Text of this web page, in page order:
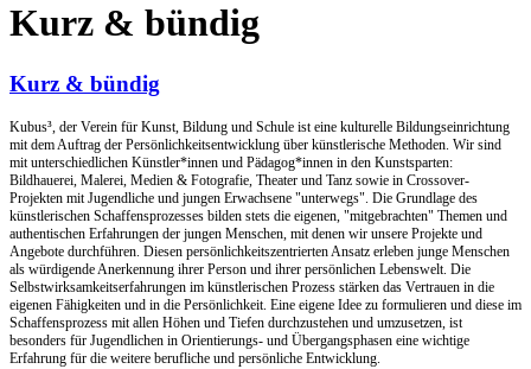
Kurz & bündig
Kurz & bündig
Kubus³, der Verein für Kunst, Bildung und Schule ist eine kulturelle Bildungseinrichtung
mit dem Auftrag der Persönlichkeitsentwicklung über künstlerische Methoden. Wir sind
mit unterschiedlichen Künstler*innen und Pädagog*innen in den Kunstsparten:
Bildhauerei, Malerei, Medien & Fotografie, Theater und Tanz sowie in Crossover-
Projekten mit Jugendliche und jungen Erwachsene "unterwegs". Die Grundlage des
künstlerischen Schaffensprozesses bilden stets die eigenen, "mitgebrachten" Themen und
authentischen Erfahrungen der jungen Menschen, mit denen wir unsere Projekte und
Angebote durchführen. Diesen persönlichkeitszentrierten Ansatz erleben junge Menschen
als würdigende Anerkennung ihrer Person und ihrer persönlichen Lebenswelt. Die
Selbstwirksamkeitserfahrungen im künstlerischen Prozess stärken das Vertrauen in die
eigenen Fähigkeiten und in die Persönlichkeit. Eine eigene Idee zu formulieren und diese im
Schaffensprozess mit allen Höhen und Tiefen durchzustehen und umzusetzen, ist
besonders für Jugendlichen in Orientierungs- und Übergangsphasen eine wichtige
Erfahrung für die weitere berufliche und persönliche Entwicklung.